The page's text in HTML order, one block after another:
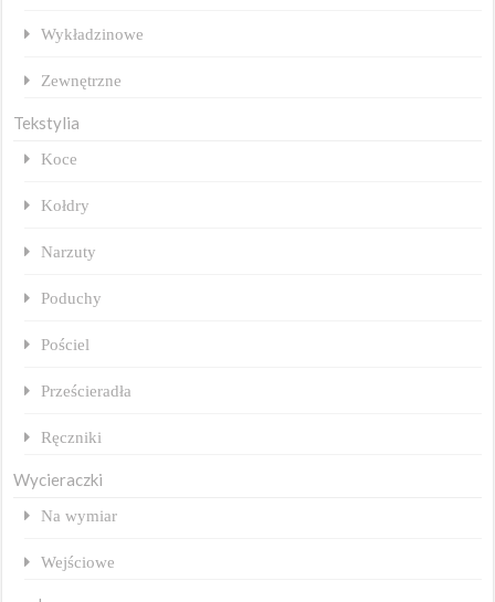
Wykładzinowe
Zewnętrzne
Tekstylia
Koce
Kołdry
Narzuty
Poduchy
Pościel
Prześcieradła
Ręczniki
Wycieraczki
Na wymiar
Wejściowe